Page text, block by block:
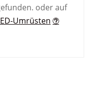
oder auf
Umrüsten